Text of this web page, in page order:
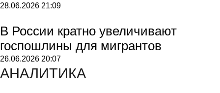
28.06.2026 21:09
В России кратно увеличивают
госпошлины для мигрантов
26.06.2026 20:07
АНАЛИТИКА